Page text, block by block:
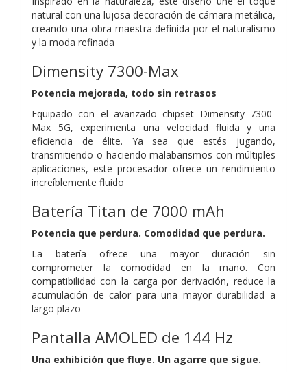
natural con una lujosa decoración de cámara metálica,
creando una obra maestra definida por el naturalismo
y la moda refinada
Dimensity 7300-Max
Potencia mejorada, todo sin retrasos
Equipado con el avanzado chipset Dimensity 7300-
Max 5G, experimenta una velocidad fluida y una
eficiencia de élite. Ya sea que estés jugando,
transmitiendo o haciendo malabarismos con múltiples
aplicaciones, este procesador ofrece un rendimiento
increíblemente fluido
Batería Titan de 7000 mAh
Potencia que perdura. Comodidad que perdura.
La batería ofrece una mayor duración sin
comprometer la comodidad en la mano. Con
compatibilidad con la carga por derivación, reduce la
acumulación de calor para una mayor durabilidad a
largo plazo
Pantalla AMOLED de 144 Hz
Una exhibición que fluye. Un agarre que sigue.